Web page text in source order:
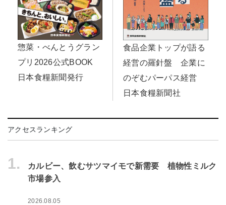
惣菜・べんとうグラン
プリ2026公式BOOK
日本食糧新聞発行
食品企業トップが語る
経営の羅針盤 企業に
のぞむパーパス経営
日本食糧新聞社
アクセスランキング
1.
カルビー、飲むサツマイモで新需要 植物性ミルク
市場参入
2026.08.05